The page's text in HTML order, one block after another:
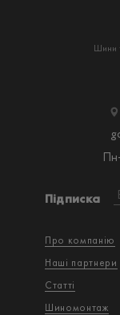
Шини
Про компанію
Наші партнери
Статті
Шиномонтаж
Підписка